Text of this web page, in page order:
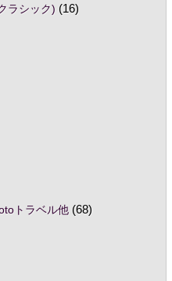
ラシック) (16)
トラベル他(68)